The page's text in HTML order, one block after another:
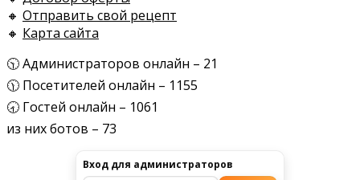
🔸 Отправить свой рецепт
🔸 Карта сайта
🕥 Администраторов онлайн – 21
🕦 Посетителей онлайн – 1155
🕣 Гостей онлайн – 1061
из них ботов – 73
Вход для администраторов